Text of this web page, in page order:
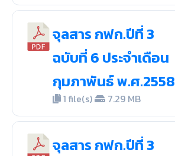
จุลสาร กฟก.ปีที่ 3
ฉบับที่ 6 ประจำเดือน
กุมภาพันธ์ พ.ศ.2558
1 file(s) 7.29 MB
จุลสาร กฟก.ปีที่ 3